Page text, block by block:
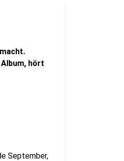
hört
September,